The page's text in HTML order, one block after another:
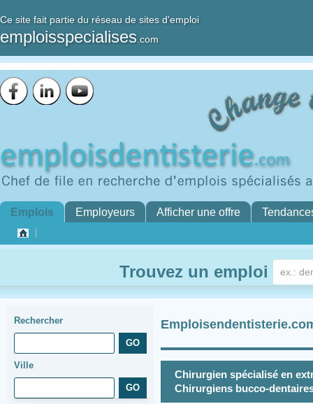
Ce site fait partie du réseau de sites d'emploi
emploisspecialises .com
Emplois Employeurs Afficher une offre
Trouvez un emploi
Rechercher
Ville
Chirurgien spécialisé en
Chirurgiens bucco-